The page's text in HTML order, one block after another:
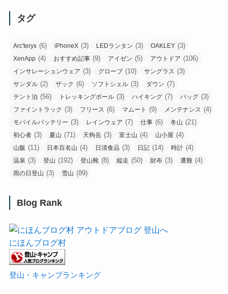
タグ
Arc'teryx (6) iPhoneX (3) LEDランタン (3) OAKLEY (3)
XenApp (4) おすすめ記事 (9) アイゼン (5) アウトドア (106)
インサレーションウェア (3) グローブ (10) サングラス (3)
サンダル (2) ザック (6) ソフトシェル (3) ダウン (7)
テント泊 (56) トレッキングポール (3) ハイキング (7) バッグ (3)
ファイントラック (3) フリース (6) マムート (9) メンテナンス (4)
モバイルバッテリー (3) レインウェア (7) 仕事 (6) 冬山 (21)
初心者 (3) 夏山 (71) 天狗岳 (3) 富士山 (4) 山小屋 (4)
山飯 (11) 日本百名山 (4) 日清食品 (3) 日記 (14) 時計 (4)
温泉 (3) 登山 (192) 登山靴 (8) 縦走 (50) 財布 (3) 遭難 (4)
雨の日登山 (3) 雪山 (89)
Blog Rank
にほんブログ村
登山・キャンプランキング